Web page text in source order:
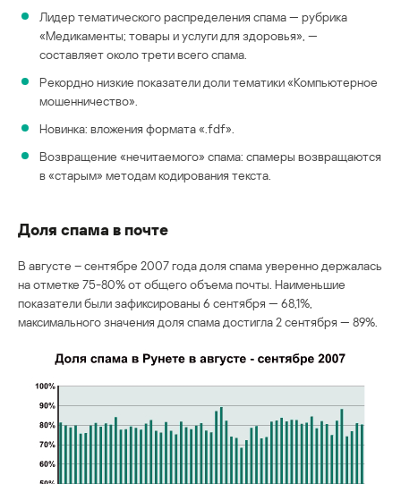
Лидер тематического распределения спама — рубрика
«Медикаменты; товары и услуги для здоровья», —
составляет около трети всего спама.
Рекордно низкие показатели доли тематики «Компьютерное
мошенничество».
Новинка: вложения формата «.fdf».
Возвращение «нечитаемого» спама: спамеры возвращаются
в «старым» методам кодирования текста.
Доля спама в почте
В августе – сентябре 2007 года доля спама уверенно держалась
на отметке 75-80% от общего объема почты. Наименьшие
показатели были зафиксированы 6 сентября — 68,1%,
максимального значения доля спама достигла 2 сентября — 89%.